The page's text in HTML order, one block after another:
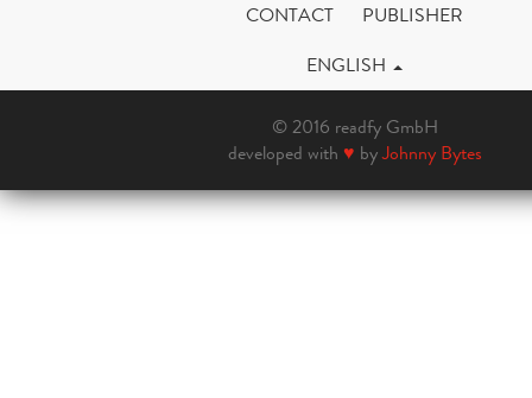
CONTACT
PUBLISHER
ENGLISH
© 2016 readfy GmbH
developed with ♥ byJohnny Bytes